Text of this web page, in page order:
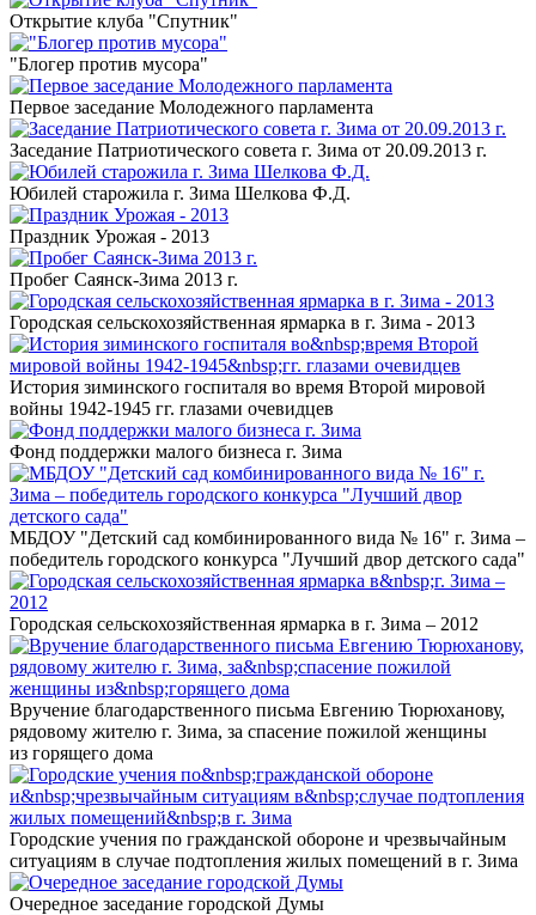
Открытие клуба "Спутник"
"Блогер против мусора"
Первое заседание Молодежного парламента
Заседание Патриотического совета г. Зима от 20.09.2013 г.
Юбилей старожила г. Зима Шелкова Ф.Д.
Праздник Урожая - 2013
Пробег Саянск-Зима 2013 г.
Городская сельскохозяйственная ярмарка в г. Зима - 2013
История зиминского госпиталя во время Второй мировой
войны 1942-1945 гг. глазами очевидцев
Фонд поддержки малого бизнеса г. Зима
МБДОУ "Детский сад комбинированного вида № 16" г. Зима –
победитель городского конкурса "Лучший двор детского сада"
Городская сельскохозяйственная ярмарка в г. Зима – 2012
Вручение благодарственного письма Евгению Тюрюханову,
рядовому жителю г. Зима, за спасение пожилой женщины
из горящего дома
Городские учения по гражданской обороне и чрезвычайным
ситуациям в случае подтопления жилых помещений в г. Зима
Очередное заседание городской Думы